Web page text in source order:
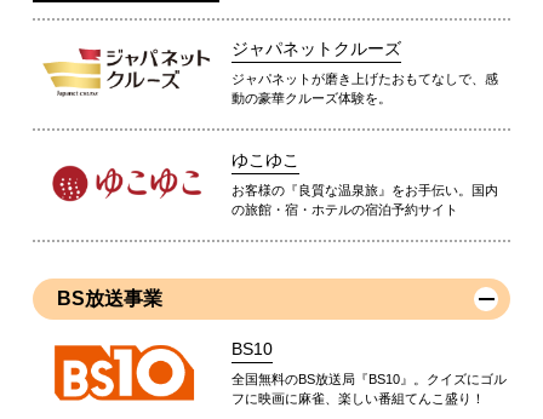
ジャパネットクルーズ
ジャパネットが磨き上げたおもてなしで、感
動の豪華クルーズ体験を。
ゆこゆこ
お客様の『良質な温泉旅』をお手伝い。国内
の旅館・宿・ホテルの宿泊予約サイト
BS放送事業
BS10
全国無料のBS放送局『BS10』。クイズにゴル
フに映画に麻雀、楽しい番組てんこ盛り！